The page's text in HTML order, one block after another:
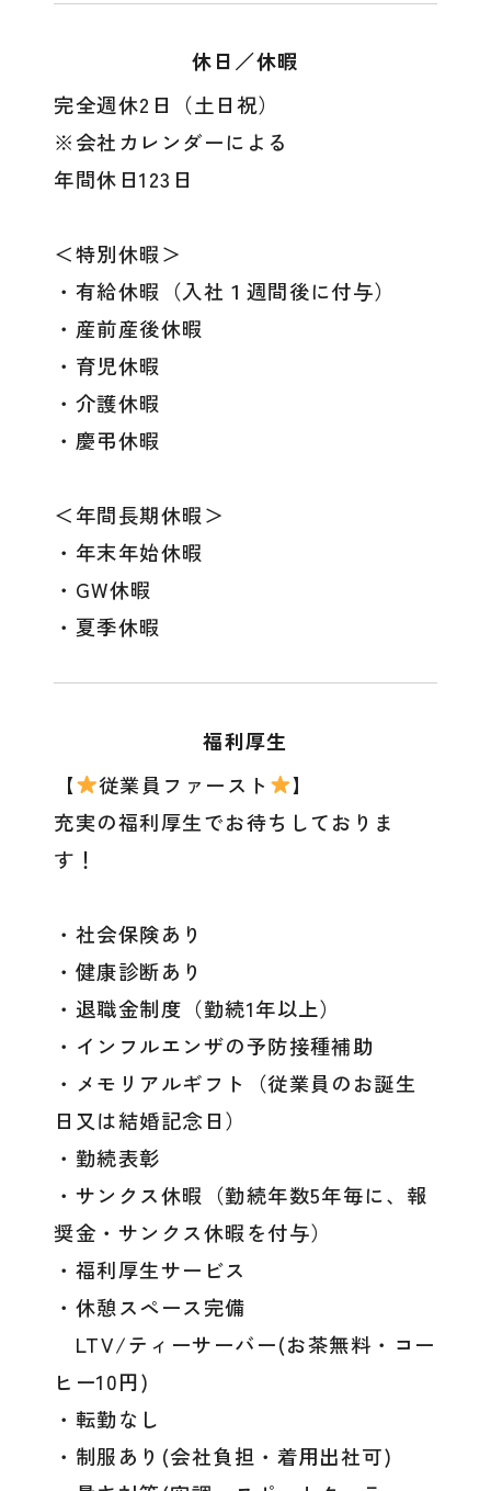
休日／休暇
完全週休2日（土日祝）
※会社カレンダーによる
年間休日123日
＜特別休暇＞
・有給休暇（入社１週間後に付与）
・産前産後休暇
・育児休暇
・介護休暇
・慶弔休暇
＜年間長期休暇＞
・年末年始休暇
・GW休暇
・夏季休暇
福利厚生
【
従業員ファースト
】
充実の福利厚生でお待ちしておりま
す！
・社会保険あり
・健康診断あり
・退職金制度（勤続1年以上）
・インフルエンザの予防接種補助
・メモリアルギフト（従業員のお誕生
日又は結婚記念日）
・勤続表彰
・サンクス休暇（勤続年数5年毎に、報
奨金・サンクス休暇を付与）
・福利厚生サービス
・休憩スペース完備
LTV/ティーサーバー(お茶無料・コー
ヒー10円)
・転勤なし
・制服あり(会社負担・着用出社可)